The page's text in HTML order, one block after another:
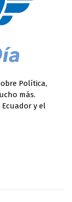
Política,
más.
y el